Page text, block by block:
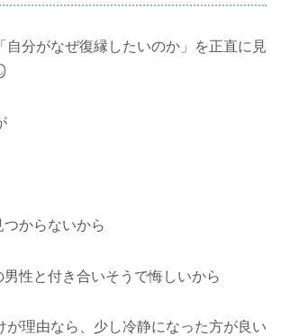
自分がなぜ復縁したいのか」を正直に見
からないから
男性と付き合いそうで悔しいから
が理由なら、少し冷静になった方が良い